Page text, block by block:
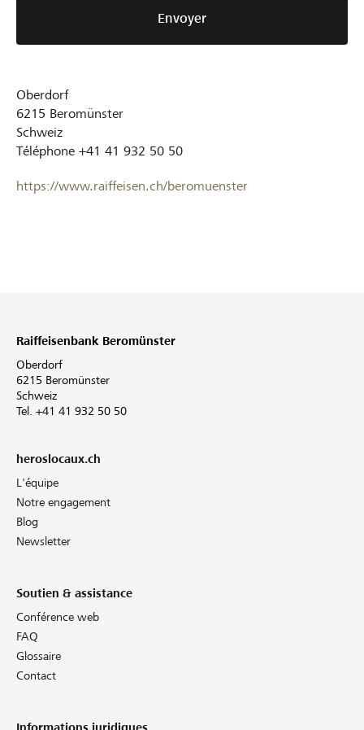
Envoyer
Oberdorf
6215 Beromünster
Schweiz
Téléphone +41 41 932 50 50
https://www.raiffeisen.ch/beromuenster
Raiffeisenbank Beromünster
Oberdorf
6215 Beromünster
Schweiz
Tel. +41 41 932 50 50
heroslocaux.ch
L'équipe
Notre engagement
Blog
Newsletter
Soutien & assistance
Conférence web
FAQ
Glossaire
Contact
Informations juridiques